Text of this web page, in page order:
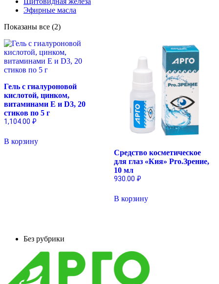
Эфирные масла
Показаны все (2)
Гель с гиалуроновой
кислотой, цинком,
витаминами Е и D3, 20
стиков по 5 г
1,104.00 ₽
В корзину
Средство косметическое
для глаз «Кия» Pro.Зрение,
10 мл
930.00 ₽
В корзину
Без рубрики